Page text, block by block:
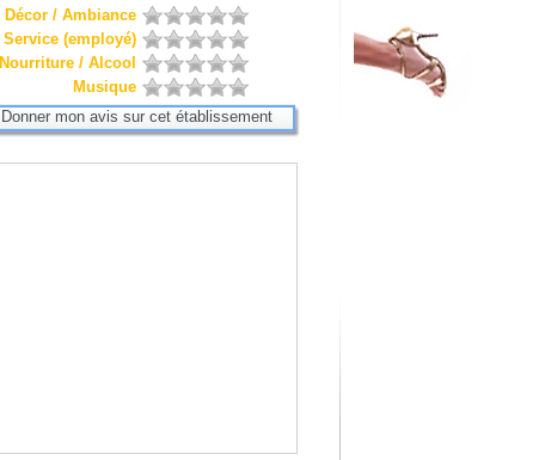
Décor / Ambiance
Service (employé)
Nourriture / Alcool
Musique
Donner mon avis sur cet établissement